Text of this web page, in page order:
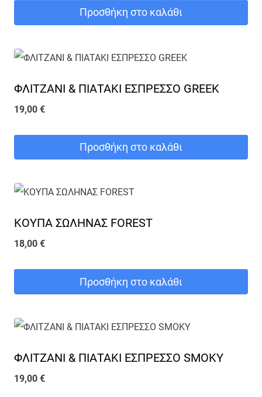
Προσθήκη στο καλάθι
ΦΛΙΤΖΑΝΙ & ΠΙΑΤΑΚΙ ΕΣΠΡΕΣΣΟ GREEK
19,00 €
Προσθήκη στο καλάθι
ΚΟΥΠΑ ΣΩΛΗΝΑΣ FOREST
18,00 €
Προσθήκη στο καλάθι
ΦΛΙΤΖΑΝΙ & ΠΙΑΤΑΚΙ ΕΣΠΡΕΣΣΟ SMOKY
19,00 €